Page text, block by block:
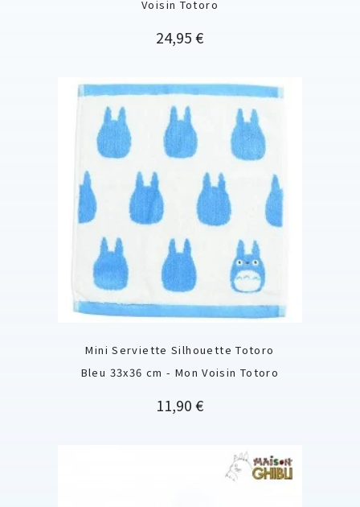
Voisin Totoro
Prix
24,95 €
Mini Serviette Silhouette Totoro
Bleu 33x36 cm - Mon Voisin Totoro
Prix
11,90 €